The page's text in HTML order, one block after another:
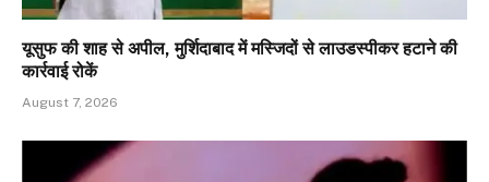
यूसुफ की शाह से अपील, मुर्शिदाबाद में मस्जिदों से लाउडस्पीकर हटाने की
कार्रवाई रोकें
August 7, 2026